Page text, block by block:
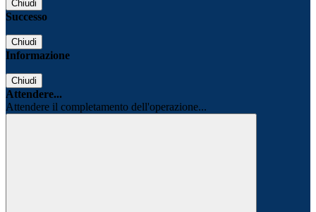
Chiudi
Successo
Chiudi
Informazione
Chiudi
Attendere...
Attendere il completamento dell'operazione...